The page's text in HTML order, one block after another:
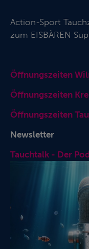
Action-Sport
zum EISBÄREN
Öffnungszeiten
Öffnungszeiten
Öffnungszeiten
Newsletter
Tauchtalk - Der